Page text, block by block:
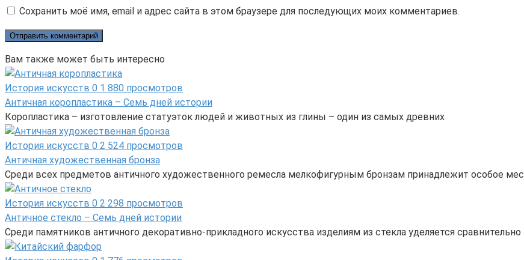
Сохранить моё имя, email и адрес сайта в этом браузере для последующих моих комментариев.
Вам также может быть интересно
История искусств 0 1 880 просмотров
Античная коропластика – Семь дней истории
Коропластика – изготовление статуэток людей и животных из глины – один из самых древних
История искусств 0 2 524 просмотров
Античная художественная бронза
Среди всех предметов античного художественного ремесла мелкофигурным бронзам принадлежит особое
История искусств 0 2 298 просмотров
Античное стекло – Семь дней истории
Среди памятников античного декоративно-прикладного искусства изделиям из стекла уделяется